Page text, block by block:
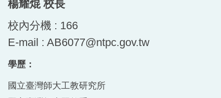
楊耀焜 校長
校內分機 : 166
E-mail : AB6077@ntpc.gov.tw
學歷：
國立臺灣師大工教研究所